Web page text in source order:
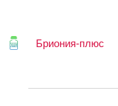
Бриония-плюс